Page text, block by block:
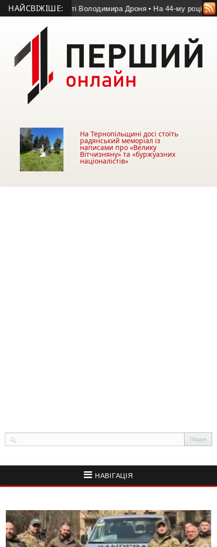
НАЙСВІЖІШЕ:
пам’яті Володимира Дроня • На 44-му році життя
На Тернопільщині досі стоїть
радянський меморіал із
написами про «Велику
Вітчизняну» та «буржуазних
націоналістів»
НАВІГАЦІЯ